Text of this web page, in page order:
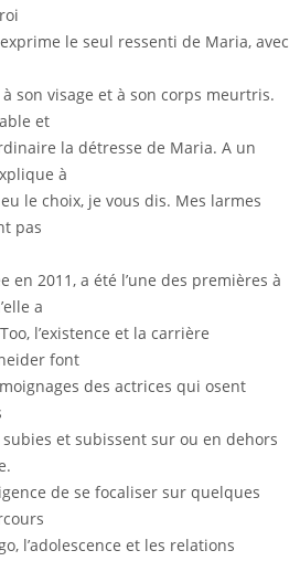
le seul ressenti de Maria, avec
son visage et à son corps meurtris.
et
la détresse de Maria. A un
à
le choix, je vous dis. Mes larmes
pas
en 2011, a été l’une des premières à
a
l’existence et la carrière
font
des actrices qui osent
et subissent sur ou en dehors
de se focaliser sur quelques
l’adolescence et les relations